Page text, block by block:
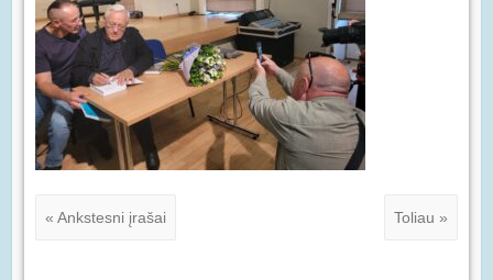
« Ankstesni įrašai Toliau »